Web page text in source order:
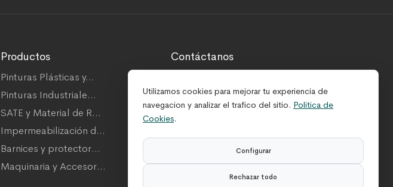
Utilizamos cookies para mejorar tu experiencia de
navegacion y analizar el trafico del sitio. Politica de
Cookies.
Configurar
Rechazar todo
Productos
Pinturas Plásticas y...
Pinturas Industriale...
SATE y Material de R...
Impermeabilización d...
Barnices y protector...
Maquinaria y Accesor...
Contáctanos
info@hnosmunoz.com
Atención al cliente